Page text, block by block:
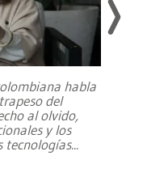
habla
del
al olvido,
y los
tecnologías...